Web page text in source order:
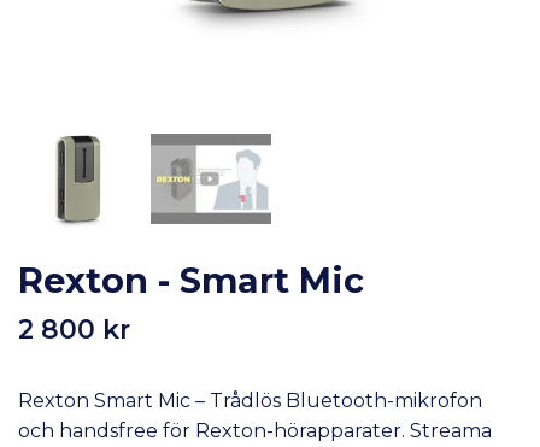
Rexton - Smart Mic
2 800 kr
Rexton Smart Mic – Trådlös Bluetooth-mikrofon
och handsfree för Rexton-hörapparater. Streama